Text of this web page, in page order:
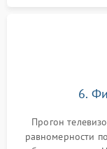
6.
Прогон
равномерности